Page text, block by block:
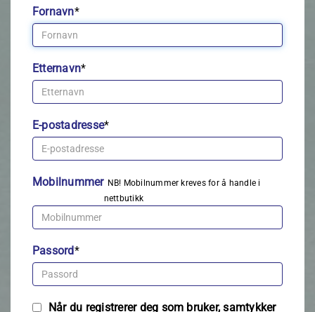
Fornavn*
Etternavn*
E-postadresse*
Mobilnummer NB! Mobilnummer kreves for å handle i
nettbutikk
Passord*
Når du registrerer deg som bruker, samtykker